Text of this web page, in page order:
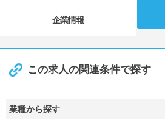
企業情報
この求人の関連条件で探す
業種から探す